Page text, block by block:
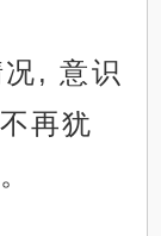
, 意识
再犹